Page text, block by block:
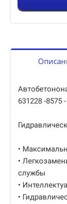
631228 -8575
•
•
службы
•
•